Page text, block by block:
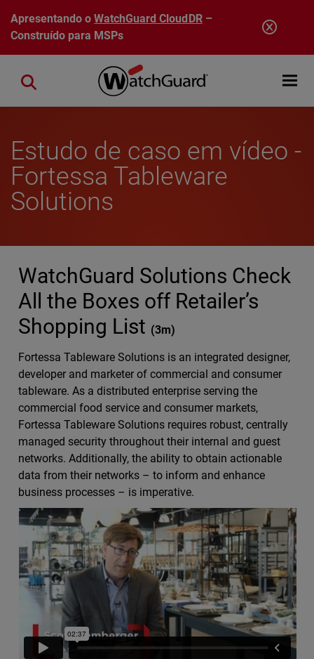
Pular para o conteúdo principal
Apresentando oWatchGuard CloudDR–
Construído para MSPs
Open
Close search
Estudo de caso em vídeo -
Fortessa Tableware
Solutions
WatchGuard Solutions Check
All the Boxes off Retailer’s
Shopping List (3m)
Fortessa Tableware Solutions is an integrated designer,
developer and marketer of commercial and consumer
tableware. As a distributed enterprise serving the
commercial food service and consumer markets,
Fortessa Tableware Solutions requires robust, centrally
managed security throughout their internal and guest
networks. Additionally, the ability to obtain actionable
data from their networks – to inform and enhance
business processes – is imperative.